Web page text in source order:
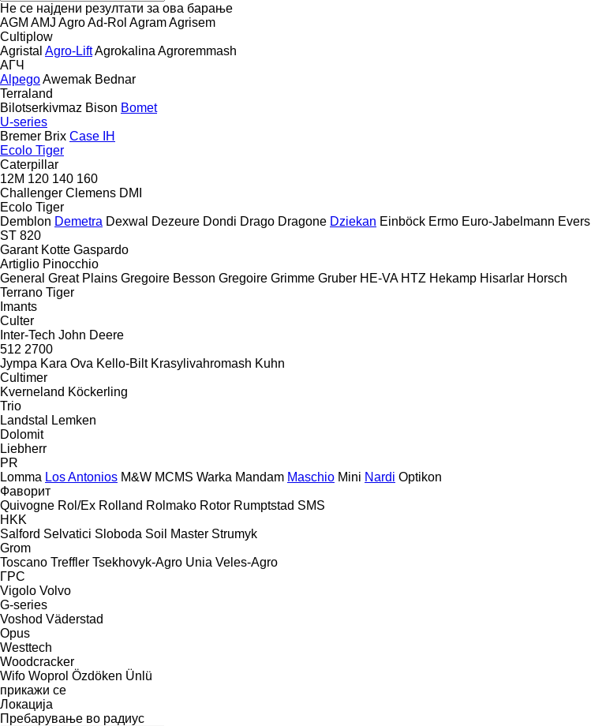
Не се најдени резултати за ова барање
AGM AMJ AgroAd-Rol AgramAgrisem
Cultiplow
Agristal Agro-LiftAgrokalina Agroremmash
АГЧ
AlpegoAwemak Bednar
Terraland
Bilotserkivmaz Bison Bomet
U-series
Bremer Brix Case IH
Ecolo Tiger
Caterpillar
12M 120 140 160
Challenger Clemens DMI
Ecolo Tiger
Demblon Demetra Dexwal Dezeure Dondi Drago Dragone Dziekan Einböck Ermo Euro-Jabelmann Evers
ST 820
Garant Kotte Gaspardo
Artiglio Pinocchio
General Great Plains Gregoire Besson Gregoire Grimme Gruber HE-VA HTZ Hekamp Hisarlar Horsch
Terrano Tiger
Imants
Culter
Inter-Tech John Deere
512 2700
Jympa Kara Ova Kello-Bilt Krasylivahromash Kuhn
Cultimer
Kverneland Köckerling
Trio
Landstal
Lemken
Dolomit
Liebherr
PR
Lomma Los Antonios M&W MCMS Warka Mandam Maschio Mini Nardi Optikon
Фаворит
Quivogne Rol/Ex Rolland Rolmako Rotor Rumptstad SMS
HKK
Salford Selvatici Sloboda Soil Master Strumyk
Grom
Toscano Treffler Tsekhovyk-Agro Unia Veles-Agro
ГРС
Vigolo Volvo
G-series
Voshod Väderstad
Opus
Westtech
Woodcracker
Wifo Woprol Özdöken Ünlü
прикажи се
Локација
Пребарување во радиус